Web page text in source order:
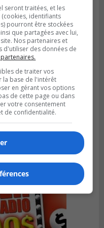
lac Cristal était
seront traitées, et les
identifiants
pourront être stockées
que partagées avec lui,
Nos partenaires et
d'utiliser des données de
de traiter vos
la base de l'intérêt
en gérant vos options
de cette page ou dans
votre consentement
de confidentialité.